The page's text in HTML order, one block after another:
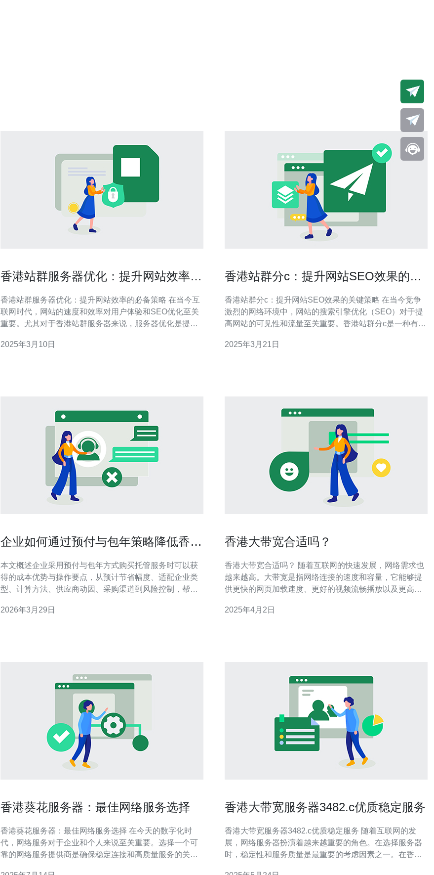
香港站群服务器优化：提升网站效率的
香港站群服务器优化：提升网站效率的必备策略 在当今互
联网时代，网站的速度和效率对用户体验和SEO优化至关
重要。尤其对于香港站群服务器来说，服务器优化是提高
率的必备策略。 首先，选择一台高性能的服务器是提升网
2025年3月10日
香港站群分c：提升网站SEO效果的关
香港站群分c：提升网站SEO效果的关键策略 在当今竞争
激烈的网络环境中，网站的搜索引擎优化（SEO）对于提
高网站的可见性和流量至关重要。香港站群分c是一种有效
分c的关键策略，帮助您优化网站并获得更多的访问者。
2025年3月21日
企业如何通过预付与包年策略降低香港
本文概述企业采用预付与包年方式购买托管服务时可以获
得的成本优势与操作要点，从预计节省幅度、适配企业类
型、计算方法、供应商动因、采购渠道到风险控制，帮助
调整为预付或包年以实现显著降本。 通过预付与包年可以
2026年3月29日
香港大带宽合适吗？
香港大带宽合适吗？ 随着互联网的快速发展，网络需求也
越来越高。大带宽是指网络连接的速度和容量，它能够提
供更快的网页加载速度、更好的视频流畅播放以及更高质
础设施和发达的信息技术，大带宽在香港的应用越来越广
2025年4月2日
香港葵花服务器：最佳网络服务选择
香港葵花服务器：最佳网络服务选择 在今天的数字化时
代，网络服务对于企业和个人来说至关重要。选择一个可
靠的网络服务提供商是确保稳定连接和高质量服务的关
香港大带宽服务器3482.c优质稳定服务
香港大带宽服务器3482.c优质稳定服务 随着互联网的发
展，网络服务器扮演着越来越重要的角色。在选择服务器
时，稳定性和服务质量是最重要的考虑因素之一。在香